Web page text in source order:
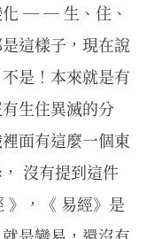
化 ─ ─ 生、住、
這樣子，現在說
是！本來就是有
生住異滅的分
面有這麼一個東
沒有提到這件
》，《 易經》是